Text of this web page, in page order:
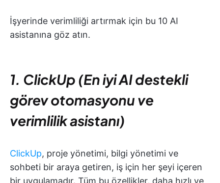
İşyerinde verimliliği artırmak için bu 10 AI
asistanına göz atın.
1. ClickUp (En iyi AI destekli
görev otomasyonu ve
verimlilik asistanı)
ClickUp, proje yönetimi, bilgi yönetimi ve
sohbeti bir araya getiren, iş için her şeyi içeren
bir uygulamadır. Tüm bu özellikler, daha hızlı ve